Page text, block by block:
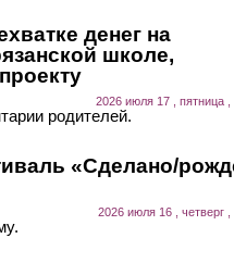
денег на
школе,
2026 июля 17 , пятница ,
родителей.
«Сделано/
2026 июля 16 , четверг ,